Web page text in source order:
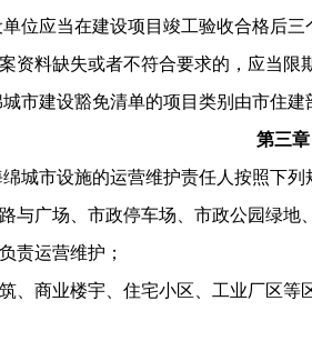
位应当在建设项目竣工验收合格后
资料缺失或者不符合要求的，应当限
市建设豁免清单的项目类别由市住
第三
城市设施的运营维护责任人按照下列
路与广场、市政停车场、市政公园绿
责运营维护；
筑、商业楼宇、住宅小区、工业厂区